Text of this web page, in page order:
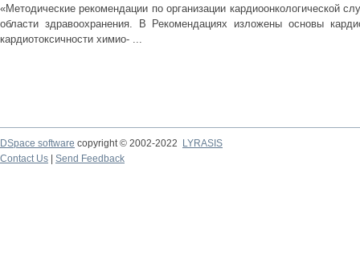
«Методические рекомендации по организации кардиоонкологической
области здравоохранения. В Рекомендациях изложены основы
кардиотоксичности химио- ...
DSpace software copyright © 2002-2022
LYRASIS
Contact Us
Send Feedback